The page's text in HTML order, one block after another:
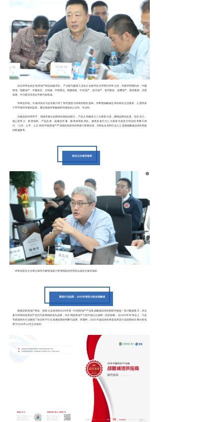
此次评审会由全联房地产商会副秘书长、产业链与建筑工业化分会秘书长马学明任评审主持，专家评审团队由： 中建
智地、电建地产、中建壹品、大悦城、中铁置业、能建城发、 中交地产、远洋地产、首开股份、金隅地产、路劲集团、 京投
发展、中冶置业等房企专家代表组成。
评审会伊始，马秘书长向与会专家介绍了研究报告与评审的组织架构，并希望战略诚信供应商从企业推荐、入围等各
个环节得到专家的监督，通过现场评审确保研究报告的公正性、专业性。
在随后的评审环节，现场专家从品牌供应商的品牌力、产品力 和服务力三大维度出发，围绕品牌知名度、综合实力、
核心竞争力、新质创新、产品品质、战略合作量、服务体系标准化、效率及执行力八大角度出发进行综合的考量与探
讨。“公开、公平、公正”的对中国房地产产业链的优质供应商进行客观呈现，为商会会员和行业人士选择战略诚信供应商提
供权威参考。
联合主办领导致辞
评审会联合主办单位领导中建智地设计管理部副总经理宋志成先生致开场辞。
聚焦行业趋势，2025年报告为您全面解读
根据全联房地产商会、链筑分会发布的2024年度《中国房地产产业链战略诚信供应商研究报告》统计数据显示，本次
参与评审的各类别产品均为各领域的龙头品牌，并在我国房地产工程市场已占据着一定的份额，在2025年评审会上，与会
专家就相关行业阐述了各自对于行业发展趋势的判断与趋势。而最终，2025年诚信供应商首选率及行业趋势的完整分析也
将于2025年12月正式发布。